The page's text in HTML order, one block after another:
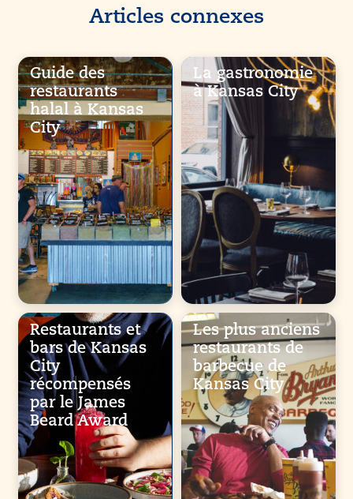
Articles connexes
Guide des
restaurants
halal à Kansas
City
La gastronomie
à Kansas City
Restaurants et
bars de Kansas
City
récompensés
par le James
Beard Award
Les plus anciens
restaurants de
barbecue de
Kansas City